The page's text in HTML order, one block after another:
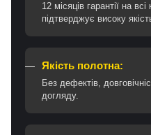
12 місяців гарантії на
підтверджує високу
Якість полотна:
Без дефектів,
догляду.